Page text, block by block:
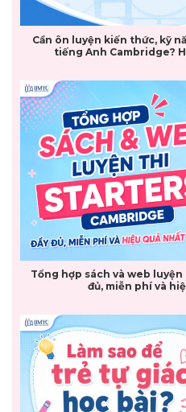
Cần ôn luyện kiến thức, kỹ
tiếng Anh Cambridge?
Tổng hợp sách và web
đủ, miễn phí và